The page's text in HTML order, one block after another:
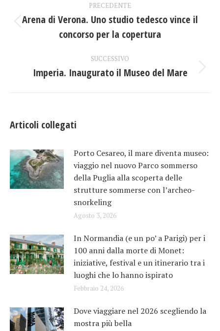
tra
post
PRECEDENTE
Post
precedente:
Arena di Verona. Uno studio tedesco vince il
concorso per la copertura
SUCCESSIVO
Prossimo
Imperia. Inaugurato il Museo del Mare
Articoli collegati
Porto Cesareo, il mare diventa museo:
viaggio nel nuovo Parco sommerso
della Puglia alla scoperta delle
strutture sommerse con l’archeo-
snorkeling
Agosto 3, 2026
In Normandia (e un po’ a Parigi) per i
100 anni dalla morte di Monet:
iniziative, festival e un itinerario tra i
luoghi che lo hanno ispirato
Febbraio 24, 2026
Dove viaggiare nel 2026 scegliendo la
mostra più bella